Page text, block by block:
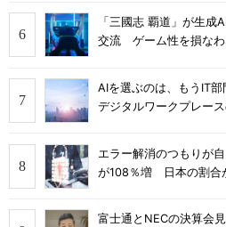
「三國志 覇道」が生成
交流 ゲーム性を損なわ
AIを選ぶのは、もうIT
デジタルワークプレー
エラー解消のつもりが
が108％増 日本の割合
富士通とNECの決算会